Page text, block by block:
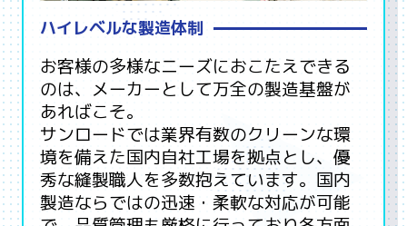
ハイレベルな製造体制
お客様の多様なニーズにおこたえできる
のは、メーカーとして万全の製造基盤が
あればこそ。
サンロードでは業界有数のクリーンな環
境を備えた国内自社工場を拠点とし、優
秀な縫製職人を多数抱えています。国内
製造ならではの迅速・柔軟な対応が可能